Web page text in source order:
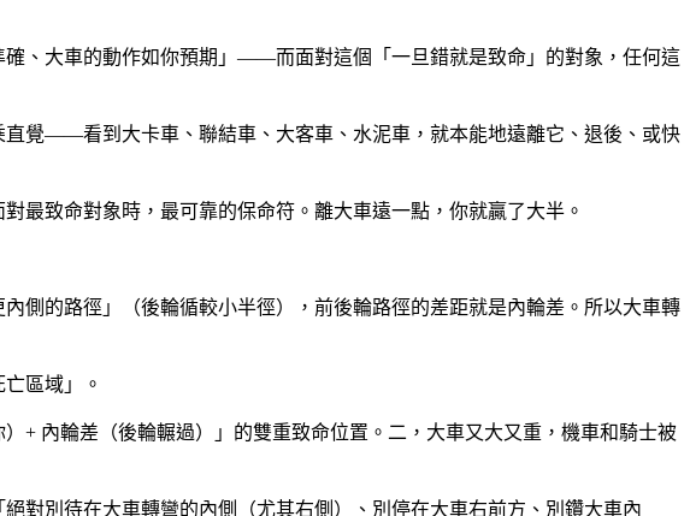
、大車的動作如你預期」——而面對這個「一旦錯就是致命」的對象，任何這
覺——看到大卡車、聯結車、大客車、水泥車，就本能地遠離它、退後、或快
最致命對象時，最可靠的保命符。離大車遠一點，你就贏了大半。
側的路徑」（後輪循較小半徑），前後輪路徑的差距就是內輪差。所以大車轉
區域」。
+ 內輪差（後輪輾過）」的雙重致命位置。二，大車又大又重，機車和騎士被
對別待在大車轉彎的內側（尤其右側）、別停在大車右前方、別鑽大車內